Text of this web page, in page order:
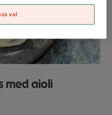
med aioli
0 kommentarer
val